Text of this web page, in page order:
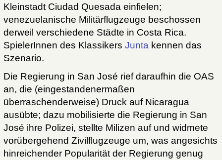
Kleinstadt Ciudad Quesada einfielen;
venezuelanische Militärflugzeuge beschossen
derweil verschiedene Städte in Costa Rica.
SpielerInnen des Klassikers Junta kennen das
Szenario.
Die Regierung in San José rief daraufhin die OAS
an, die (eingestandenermaßen
überraschenderweise) Druck auf Nicaragua
ausübte; dazu mobilisierte die Regierung in San
José ihre Polizei, stellte Milizen auf und widmete
vorübergehend Zivilflugzeuge um, was angesichts
hinreichender Popularität der Regierung genug